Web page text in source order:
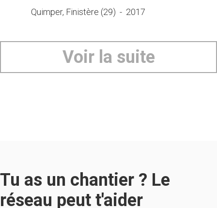
Quimper, Finistère (29) - 2017
Voir la suite
Tu as un chantier ? Le
réseau peut t'aider